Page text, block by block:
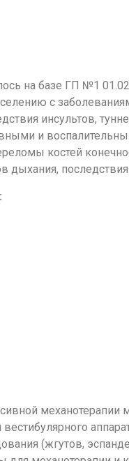
на базе ГП №1
с
инсультов,
и
костей
дыхания,
механотерапии
(жгутов,